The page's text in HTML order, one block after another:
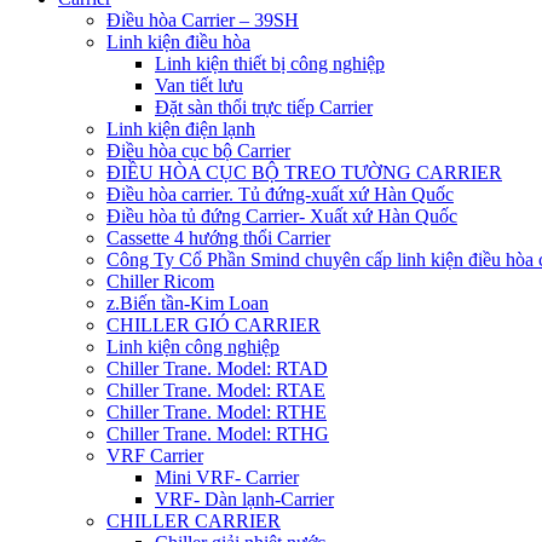
Điều hòa Carrier – 39SH
Linh kiện điều hòa
Linh kiện thiết bị công nghiệp
Van tiết lưu
Đặt sàn thổi trực tiếp Carrier
Linh kiện điện lạnh
Điều hòa cục bộ Carrier
ĐIỀU HÒA CỤC BỘ TREO TƯỜNG CARRIER
Điều hòa carrier. Tủ đứng-xuất xứ Hàn Quốc
Điều hòa tủ đứng Carrier- Xuất xứ Hàn Quốc
Cassette 4 hướng thổi Carrier
Công Ty Cổ Phần Smind chuyên cấp linh kiện điều hòa
Chiller Ricom
z.Biến tần-Kim Loan
CHILLER GIÓ CARRIER
Linh kiện công nghiệp
Chiller Trane. Model: RTAD
Chiller Trane. Model: RTAE
Chiller Trane. Model: RTHE
Chiller Trane. Model: RTHG
VRF Carrier
Mini VRF- Carrier
VRF- Dàn lạnh-Carrier
CHILLER CARRIER